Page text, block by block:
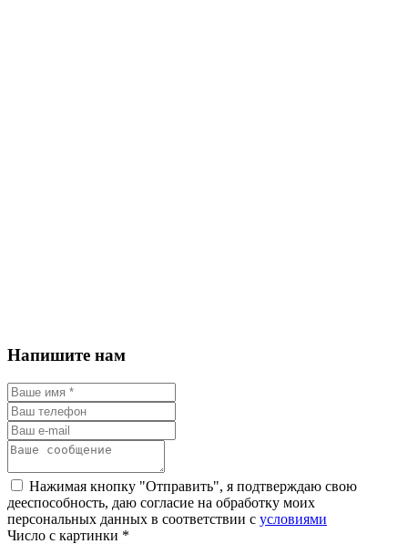
Напишите нам
Нажимая кнопку "Отправить", я подтверждаю свою
дееспособность, даю согласие на обработку моих
персональных данных в соответствии с условиями
Число с картинки *